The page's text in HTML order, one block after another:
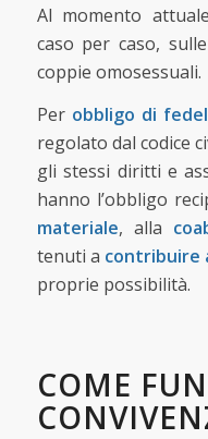
Al momento
caso per caso,
coppie omosessuali.
Per obbligo di
regolato dal codice
gli stessi diritti e
hanno l’obbligo
materiale, alla
tenuti a contribuire
proprie possibilità.
COME